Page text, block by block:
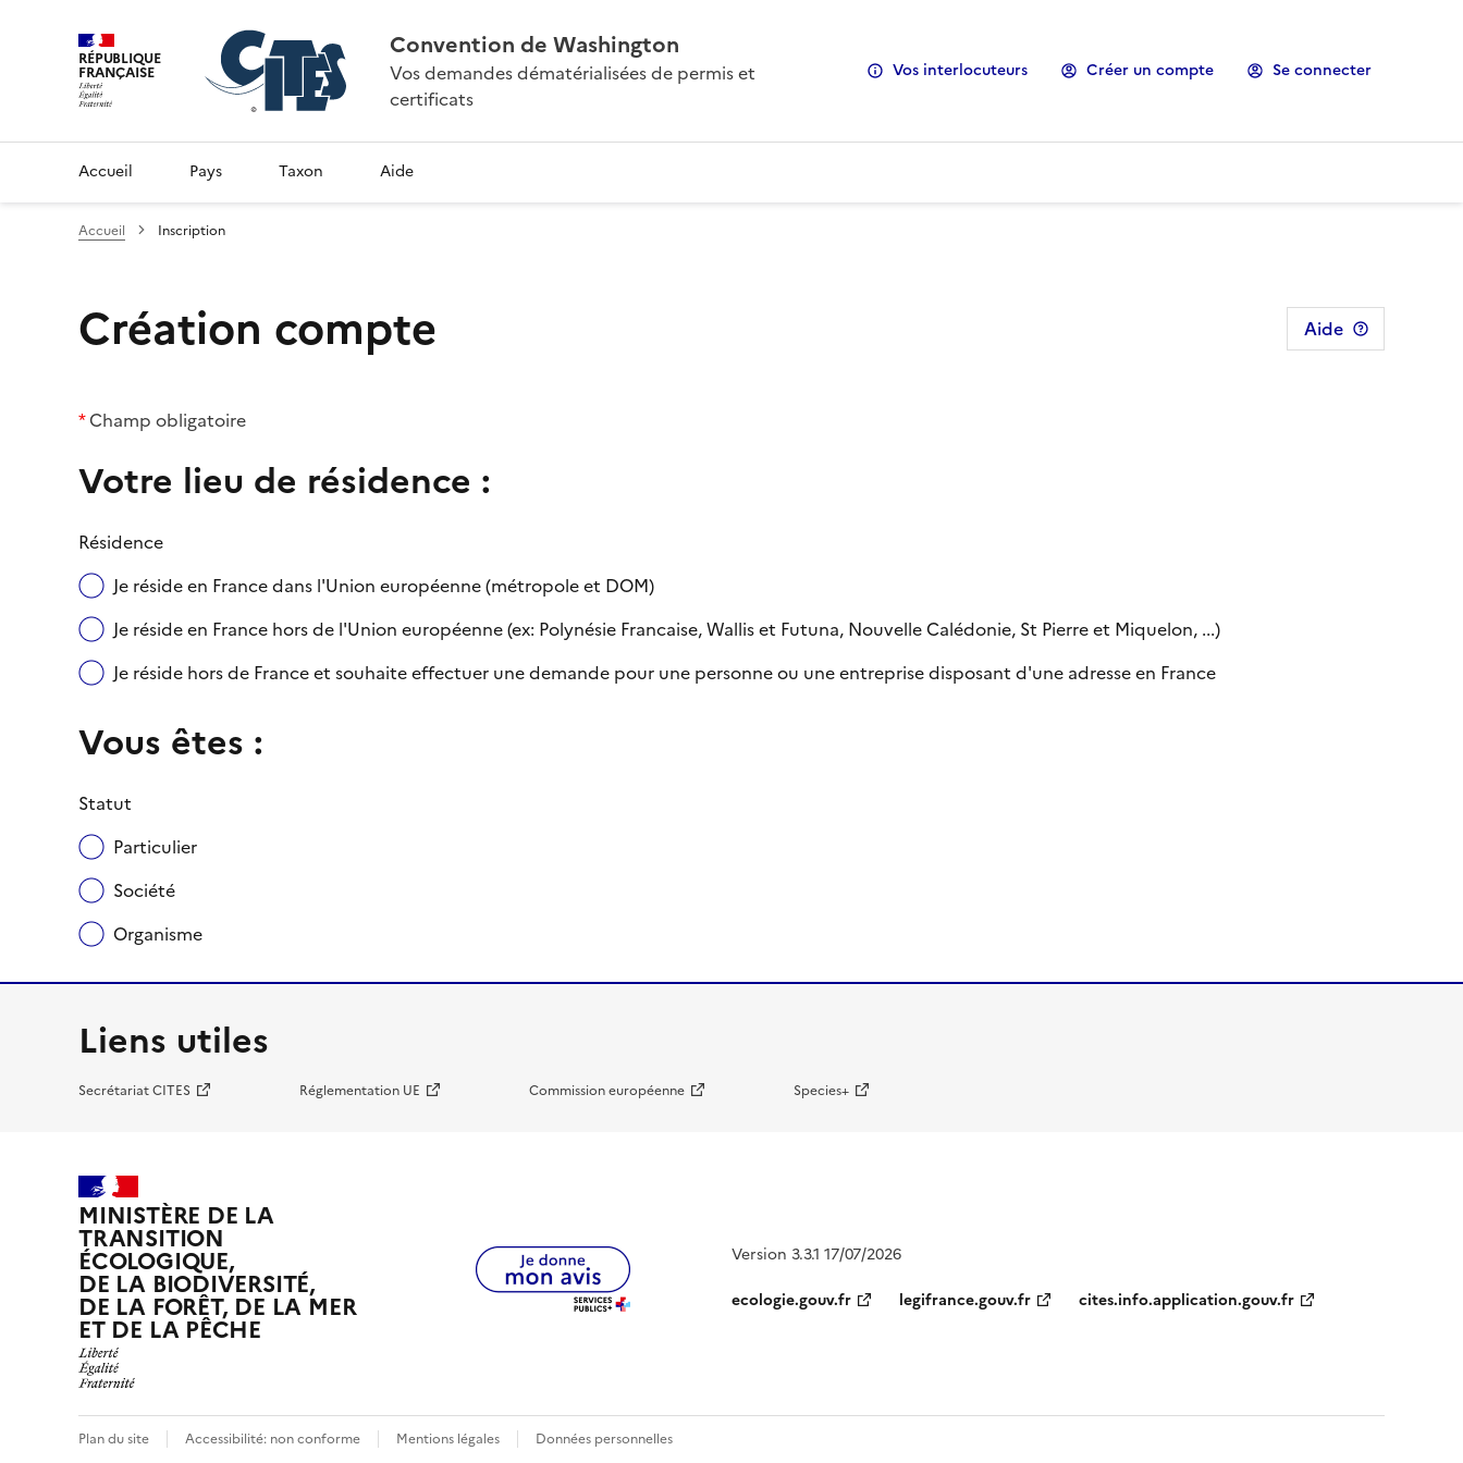
RÉPUBLIQUE
FRANÇAISE
Convention de Washington
Vos demandes dématérialisées de permis et
certificats
Vos interlocuteurs Créer un compte Se connecter
Accueil Pays Taxon Aide
Accueil Inscription
Création compte Aide
*Champ obligatoire
Votre lieu de résidence :
Résidence
Je réside en France dans l'Union européenne (métropole et DOM)
Je réside en France hors de l'Union européenne (ex: Polynésie Francaise, Wallis et Futuna, Nouvelle Calédonie, St Pierre et Miquelon, ...)
Je réside hors de France et souhaite effectuer une demande pour une personne ou une entreprise disposant d'une adresse en France
Vous êtes :
Statut
Particulier
Société
Organisme
Liens utiles
Secrétariat CITES Réglementation UE Commission européenne Species+
MINISTÈRE DE LA
TRANSITION
ÉCOLOGIQUE,
DE LA BIODIVERSITÉ,
DE LA FORÊT, DE LA MER
ET DE LA PÊCHE
Version 3.3.1 17/07/2026
ecologie.gouv.fr
legifrance.gouv.fr cites.info.application.gouv.fr
Plan du site Accessibilité: non conforme Mentions légales Données personnelles